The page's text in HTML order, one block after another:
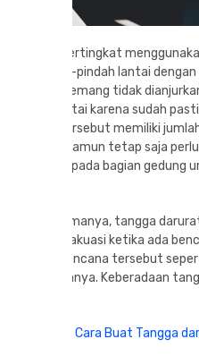
Gedung bertingkat
berpindah-pindah lantai
tangga memang tidak
pindah lantai karena sudah
gedung tersebut memiliki
puluhan. Namun tetap saja
tersendiri pada bagian gedung
Sesuai namanya, tangga
sarana evakuasi ketika ada
Contoh bencana tersebut
hingga lainnya. Keberadaan
Cara Buat Tangga